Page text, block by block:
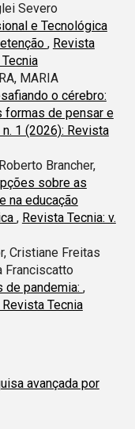
Severo
e Tecnológica
, Revista
MARIA
o cérebro:
formas de pensar e
n. 1 (2026): Revista
Brancher,
sobre as
na educação
, Revista Tecnia: v.
Cristiane Freitas
Franciscatto
de pandemia: ,
Revista Tecnia
avançada por